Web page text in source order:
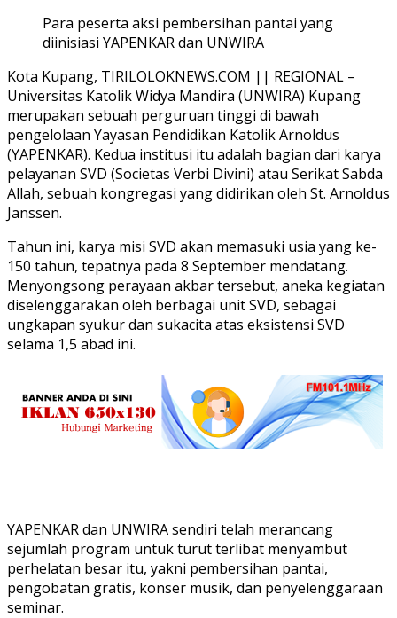
Para peserta aksi pembersihan pantai yang
diinisiasi YAPENKAR dan UNWIRA
Kota Kupang, TIRILOLOKNEWS.COM || REGIONAL –
Universitas Katolik Widya Mandira (UNWIRA) Kupang
merupakan sebuah perguruan tinggi di bawah
pengelolaan Yayasan Pendidikan Katolik Arnoldus
(YAPENKAR). Kedua institusi itu adalah bagian dari karya
pelayanan SVD (Societas Verbi Divini) atau Serikat Sabda
Allah, sebuah kongregasi yang didirikan oleh St. Arnoldus
Janssen.
Tahun ini, karya misi SVD akan memasuki usia yang ke-
150 tahun, tepatnya pada 8 September mendatang.
Menyongsong perayaan akbar tersebut, aneka kegiatan
diselenggarakan oleh berbagai unit SVD, sebagai
ungkapan syukur dan sukacita atas eksistensi SVD
selama 1,5 abad ini.
YAPENKAR dan UNWIRA sendiri telah merancang
sejumlah program untuk turut terlibat menyambut
perhelatan besar itu, yakni pembersihan pantai,
pengobatan gratis, konser musik, dan penyelenggaraan
seminar.